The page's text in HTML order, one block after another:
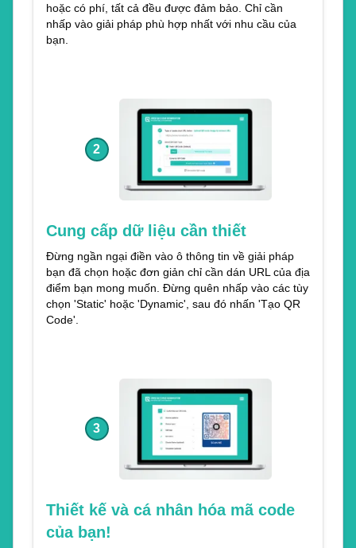
hoặc có phí, tất cả đều được đảm bảo. Chỉ cần
nhấp vào giải pháp phù hợp nhất với nhu cầu của
bạn.
2
Cung cấp dữ liệu cần thiết
Đừng ngần ngại điền vào ô thông tin về giải pháp
bạn đã chọn hoặc đơn giản chỉ cần dán URL của địa
điểm bạn mong muốn. Đừng quên nhấp vào các tùy
chọn 'Static' hoặc 'Dynamic', sau đó nhấn 'Tạo QR
Code'.
3
Thiết kế và cá nhân hóa mã code
của bạn!